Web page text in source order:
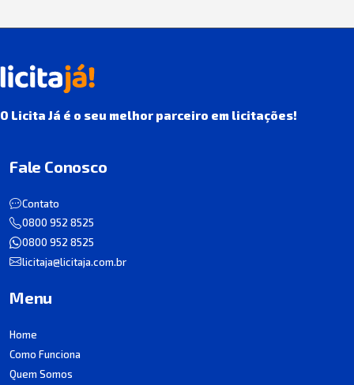
O Licita Já é o seu melhor parceiro em licitações!
Fale Conosco
Contato
0800 952 8525
0800 952 8525
licitaja@licitaja.com.br
Menu
Home
Como Funciona
Quem Somos